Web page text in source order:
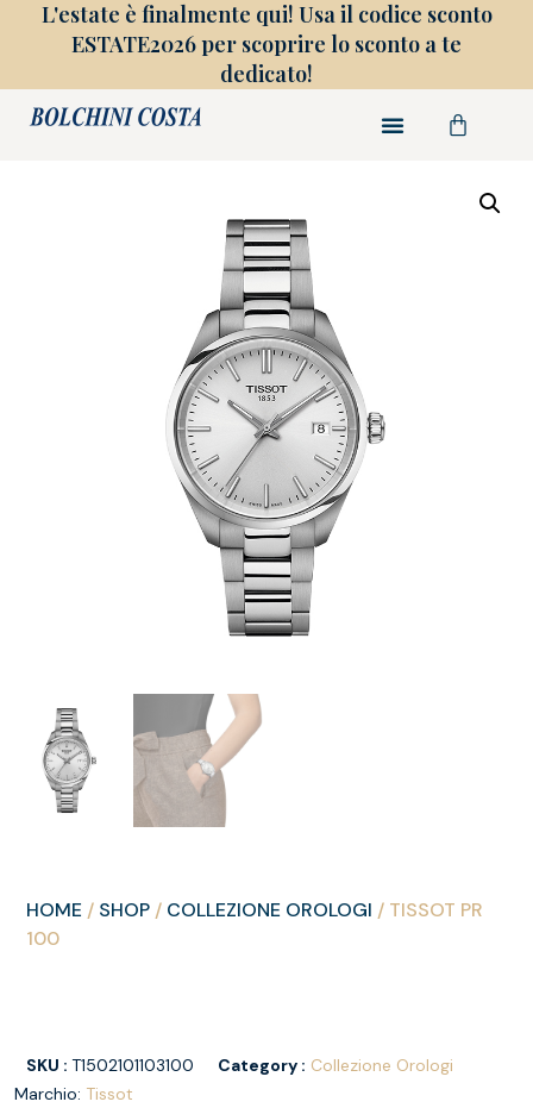
L'estate è finalmente qui! Usa il codice sconto
ESTATE2026 per scoprire lo sconto a te
dedicato!
HOME / SHOP / COLLEZIONE OROLOGI / TISSOT PR
100
SKU :T1502101103100 Category : Collezione Orologi
Marchio: Tissot